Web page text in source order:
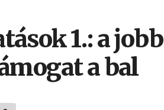
1.: a jobb
a bal